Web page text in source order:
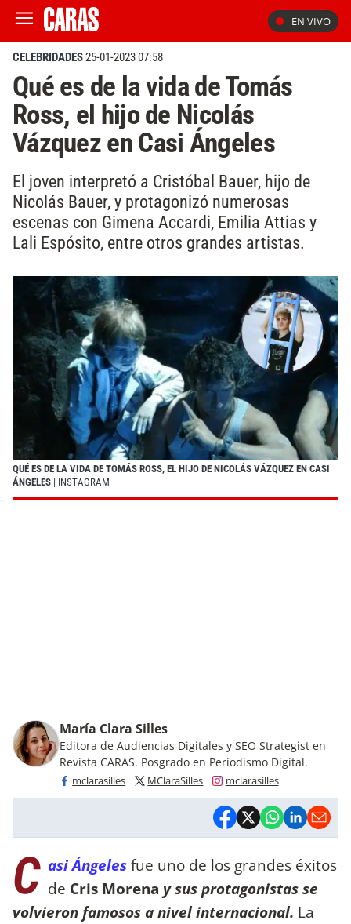
EN VIVO
CELEBRIDADES25-01-2023 07:58
Qué es de la vida de Tomás
Ross, el hijo de Nicolás
Vázquez en Casi Ángeles
El joven interpretó a Cristóbal Bauer, hijo de
Nicolás Bauer, y protagonizó numerosas
escenas con Gimena Accardi, Emilia Attias y
Lali Espósito, entre otros grandes artistas.
QUÉ ES DE LA VIDA DE TOMÁS ROSS, EL HIJO DE NICOLÁS VÁZQUEZ EN CASI
ÁNGELES | INSTAGRAM
María Clara Silles
Editora de Audiencias Digitales y SEO Strategist en
Revista CARAS. Posgrado en Periodismo Digital.
mclarasilles MClaraSilles mclarasilles
C asi Ángelesfue uno de los grandes éxitos
de Cris Morena y sus protagonistas se
volvieron famosos a nivel internacional. La